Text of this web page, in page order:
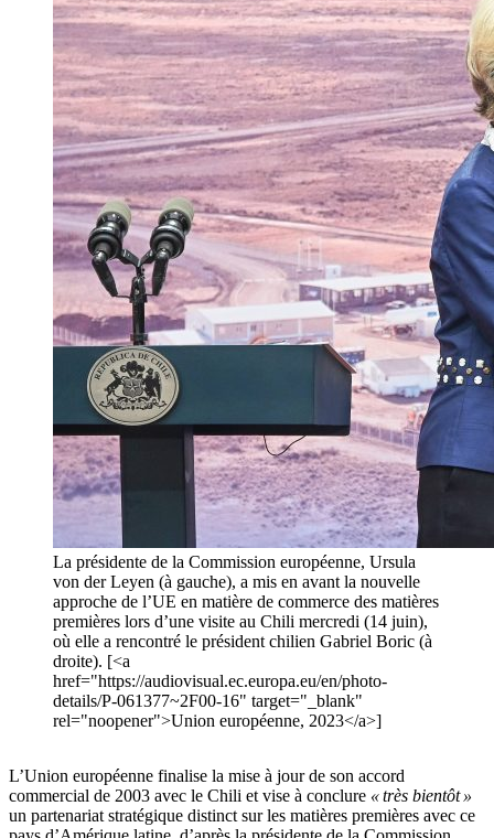
La présidente de la Commission européenne, Ursula
von der Leyen (à gauche), a mis en avant la nouvelle
approche de l’UE en matière de commerce des matières
premières lors d’une visite au Chili mercredi (14 juin),
où elle a rencontré le président chilien Gabriel Boric (à
droite). [<a
href="https://audiovisual.ec.europa.eu/en/photo-
details/P-061377~2F00-16" target="_blank"
rel="noopener">Union européenne, 2023</a>]
L’Union européenne finalise la mise à jour de son accord
commercial de 2003 avec le Chili et vise à conclure « très bientôt »
un partenariat stratégique distinct sur les matières premières avec ce